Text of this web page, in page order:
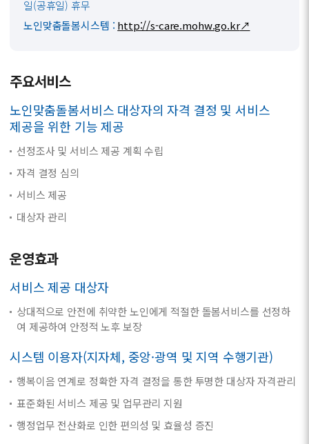
일(공휴일) 휴무
노인맞춤돌봄시스템 : http://s-care.mohw.go.kr↗
주요서비스
노인맞춤돌봄서비스 대상자의 자격 결정 및 서비스
제공을 위한 기능 제공
선정조사 및 서비스 제공 계획 수립
자격 결정 심의
서비스 제공
대상자 관리
운영효과
서비스 제공 대상자
상대적으로 안전에 취약한 노인에게 적절한 돌봄서비스를 선정하
여 제공하여 안정적 노후 보장
시스템 이용자(지자체, 중앙·광역 및 지역 수행기관)
행복이음 연계로 정확한 자격 결정을 통한 투명한 대상자 자격관리
표준화된 서비스 제공 및 업무관리 지원
행정업무 전산화로 인한 편의성 및 효율성 증진